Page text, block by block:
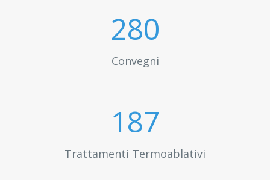
300
Convegni
200
Trattamenti Termoablativi